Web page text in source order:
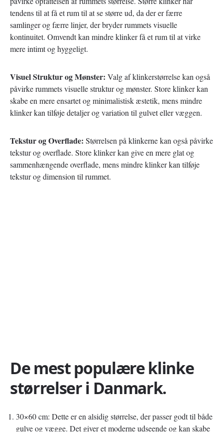
tendens til at få et rum til at se større ud, da der er færre
samlinger og færre linjer, der bryder rummets visuelle
kontinuitet. Omvendt kan mindre klinker få et rum til at virke
mere intimt og hyggeligt.
Visuel Struktur og Mønster: Valg af klinkerstørrelse kan også
påvirke rummets visuelle struktur og mønster. Store klinker kan
skabe en mere ensartet og minimalistisk æstetik, mens mindre
klinker kan tilføje detaljer og variation til gulvet eller væggen.
Tekstur og Overflade: Størrelsen på klinkerne kan også påvirke
tekstur og overflade. Store klinker kan give en mere glat og
sammenhængende overflade, mens mindre klinker kan tilføje
tekstur og dimension til rummet.
De mest populære klinke
størrelser i Danmark.
30×60 cm: Dette er en alsidig størrelse, der passer godt til både
gulve og vægge. Det giver et moderne udseende og kan skabe